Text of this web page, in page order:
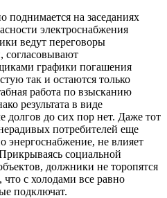
поднимается на заседаниях
электроснабжения
ведут переговоры
согласовывают
графики погашения
так и остаются только
работа по взысканию
результата в виде
до сих пор нет. Даже тот
потребителей еще
энергоснабжение, не влияет
социальной
должники не торопятся
с холодами все равно
подключат.